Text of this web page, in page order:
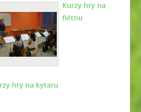
Kurzy hry na
flétnu
hry na kytaru